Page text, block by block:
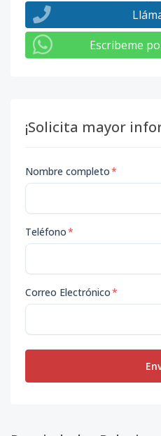
Escribeme
¡Solicita mayor
Nombre completo*
Teléfono*
Correo Electrónico*